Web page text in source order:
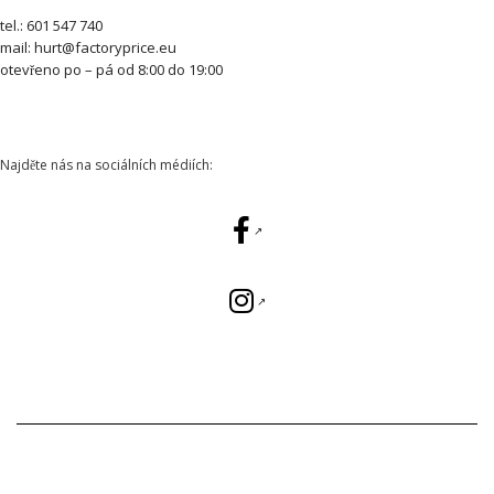
tel.: 601 547 740
mail: hurt@factoryprice.eu
otevřeno po – pá od 8:00 do 19:00
Najděte nás na sociálních médiích: